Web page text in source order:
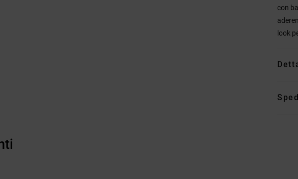
con
look